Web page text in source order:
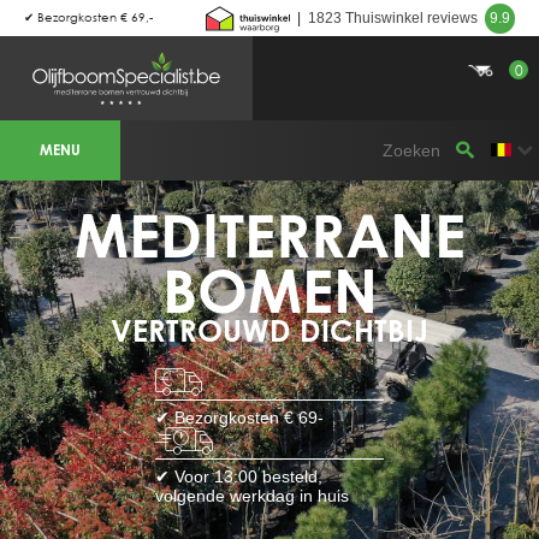
✔ Bezorgkosten € 69,- 1823 Thuiswinkel reviews 9.9
BOTANICALGROUP WERKGEBIEDEN &
WEBSITES
OLIJFBOOMSPECIALIST.NL
OLIJFBOOMSPECIALIST.BE
LESPECIALISTEDESOLIVIERS.FR
OLIVENBAUM.DE
DRZEWAOLIWNE.PL
OLIVETREESPECIALIST.COM
Bomen
BOMEN.NL
GROENBLIJVENDEBOMEN.NL
GROENBLIJVENDEBOMEN.BE
PALMBOMENSPECIALIST.NL
IMMERGRUENEBAEUME.DE
Botanicalgroup
BOTANICALGROUP.EU
BOTANICALGROUP.DE
BOTANICALGROUP.BE
0
MENU
MEDITERRANE
BOMEN
VERTROUWD DICHTBIJ
✔ Bezorgkosten € 69-
✔ Voor 13:00 besteld,
volgende werkdag in huis